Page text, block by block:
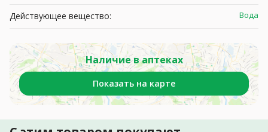
Действующее вещество:
Вода
Наличие в аптеках
Показать на карте